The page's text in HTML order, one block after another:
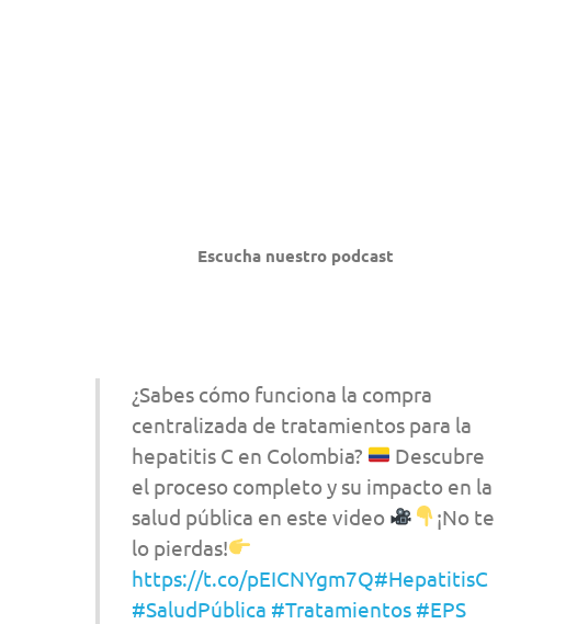
Escucha nuestro podcast
¿Sabes cómo funciona la compra
centralizada de tratamientos para la
hepatitis C en Colombia?
Descubre
el proceso completo y su impacto en la
salud pública en este video
¡No te
lo pierdas!
https://t.co/pEICNYgm7Q#HepatitisC
#SaludPública #Tratamientos #EPS